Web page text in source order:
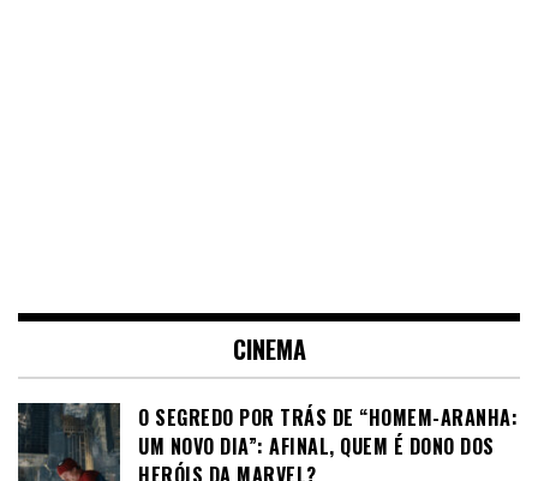
CINEMA
O SEGREDO POR TRÁS DE “HOMEM-ARANHA:
UM NOVO DIA”: AFINAL, QUEM É DONO DOS
HERÓIS DA MARVEL?